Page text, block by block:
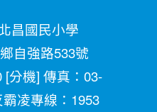
昌國民小學
自強路533號
[分機] 傳真：03-
凌專線：1953